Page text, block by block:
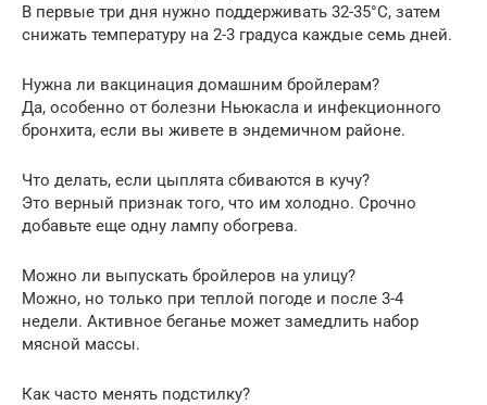
В первые три дня нужно поддерживать 32-35°C, затем
снижать температуру на 2-3 градуса каждые семь дней.
Нужна ли вакцинация домашним бройлерам?
Да, особенно от болезни Ньюкасла и инфекционного
бронхита, если вы живете в эндемичном районе.
Что делать, если цыплята сбиваются в кучу?
Это верный признак того, что им холодно. Срочно
добавьте еще одну лампу обогрева.
Можно ли выпускать бройлеров на улицу?
Можно, но только при теплой погоде и после 3-4
недели. Активное беганье может замедлить набор
мясной массы.
Как часто менять подстилку?